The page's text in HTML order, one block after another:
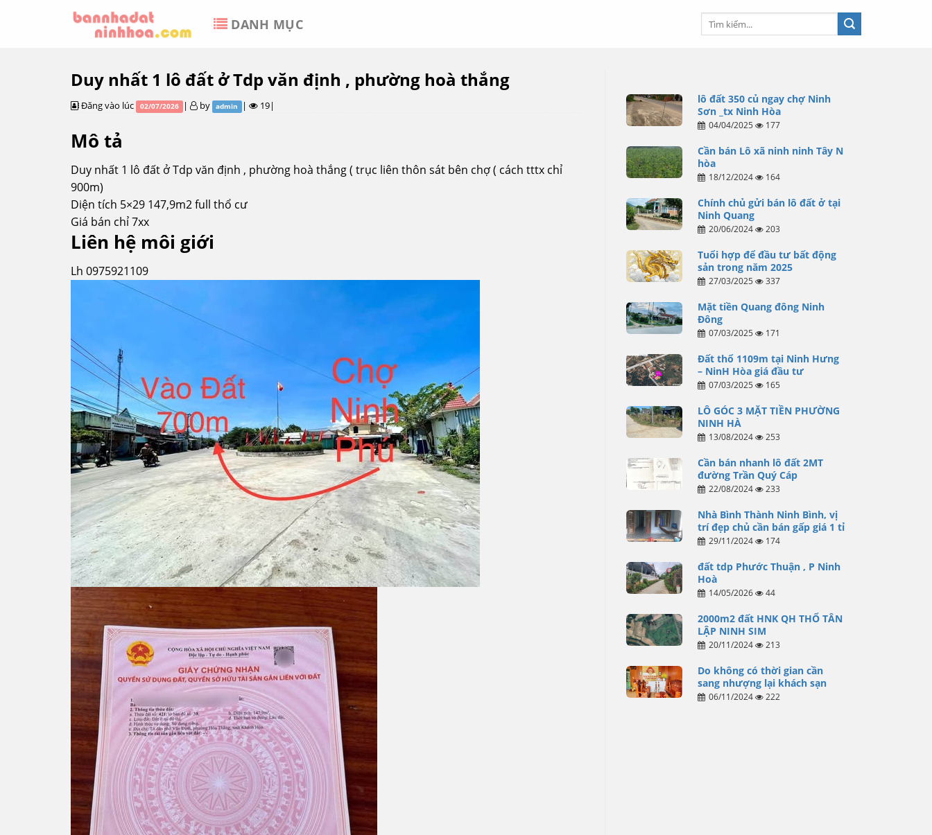
DANH MỤC
Duy nhất 1 lô đất ở Tdp văn định , phường hoà thắng
Đăng vào lúc 02/07/2026 | by admin | 19|
Mô tả
Duy nhất 1 lô đất ở Tdp văn định , phường hoà thắng ( trục liên thôn sát bên chợ ( cách tttx chỉ
900m)
Diện tích 5×29 147,9m2 full thổ cư
Giá bán chỉ 7xx
Liên hệ môi giới
Lh 0975921109
lô đất 350 củ ngay chợ Ninh
Sơn _tx Ninh Hòa
04/04/2025 177
Cần bán Lô xã ninh ninh Tây N
hòa
18/12/2024 164
Chính chủ gửi bán lô đất ở tại
Ninh Quang
20/06/2024 203
Tuổi hợp để đầu tư bất động
sản trong năm 2025
27/03/2025 337
Mặt tiền Quang đông Ninh
Đông
07/03/2025 171
Đất thổ 1109m tại Ninh Hưng
– NinH Hòa giá đầu tư
07/03/2025 165
LÔ GÓC 3 MẶT TIỀN PHƯỜNG
NINH HÀ
13/08/2024 253
Cần bán nhanh lô đất 2MT
đường Trần Quý Cáp
22/08/2024 233
Nhà Bình Thành Ninh Bình, vị
trí đẹp chủ cần bán gấp giá 1 tỉ
29/11/2024 174
đất tdp Phước Thuận , P Ninh
Hoà
14/05/2026 44
2000m2 đất HNK QH THỔ TÂN
LẬP NINH SIM
20/11/2024 213
Do không có thời gian cần
sang nhượng lại khách sạn
06/11/2024 222